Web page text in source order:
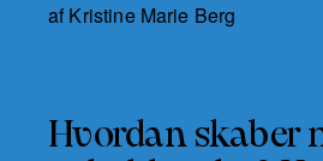
af Kristine Marie Berg
Hvordan skaber